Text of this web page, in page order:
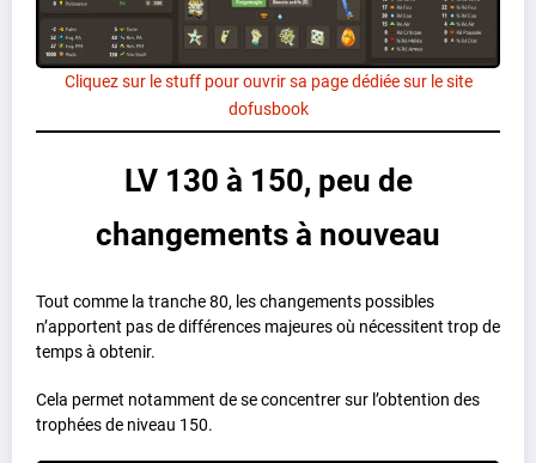
Cliquez sur le stuff pour ouvrir sa page dédiée sur le site
dofusbook
LV 130 à 150, peu de
changements à nouveau
Tout comme la tranche 80, les changements possibles
n’apportent pas de différences majeures où nécessitent trop de
temps à obtenir.
Cela permet notamment de se concentrer sur l’obtention des
trophées de niveau 150.